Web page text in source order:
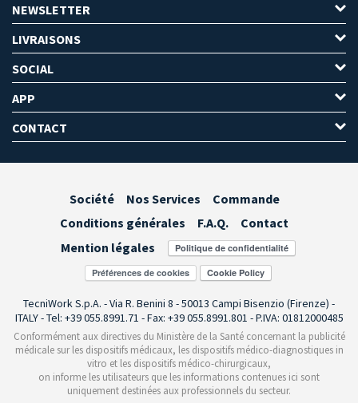
NEWSLETTER
LIVRAISONS
SOCIAL
APP
CONTACT
Société Nos Services
Commande
Conditions générales
F.A.Q.
Contact
Mention légales
Préférences de cookies
TecniWork S.p.A. - Via R. Benini 8 - 50013 Campi Bisenzio (Firenze) -
ITALY - Tel: +39 055.8991.71 - Fax: +39 055.8991.801 - P.IVA: 01812000485
Conformément aux directives du Ministère de la Santé concernant la publicité
médicale sur les dispositifs médicaux, les dispositifs médico-diagnostiques in
vitro et les dispositifs médico-chirurgicaux,
on informe les utilisateurs que les informations contenues ici sont
uniquement destinées aux professionnels du secteur.